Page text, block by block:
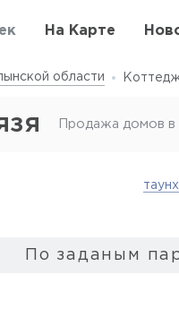
На Карте
области
Продажа домов в
По заданым